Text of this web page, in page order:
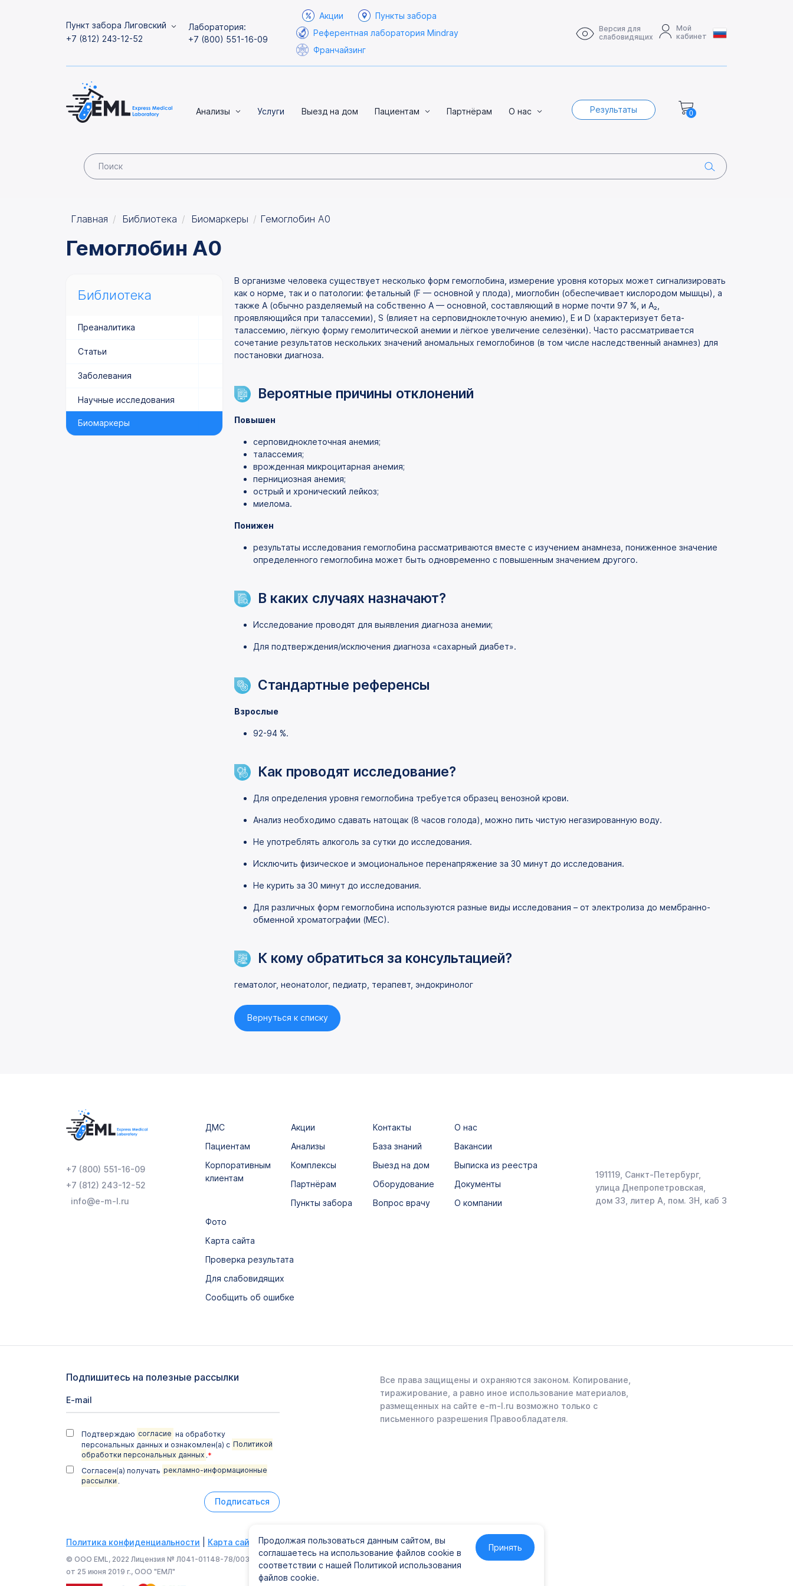
Пункт забора Лиговский
+7 (812) 243-12-52
Лаборатория:
+7 (800) 551-16-09
Акции
Пункты забора
Референтная лаборатория Mindray
Франчайзинг
Версия для
слабовидящих
Мой
кабинет
Анализы Услуги Выезд на дом Пациентам Партнёрам О нас Результаты 0
Главная Библиотека Биомаркеры Гемоглобин А0
Гемоглобин А0
В организме человека существует несколько форм гемоглобина, измерение уровня которых может сигнализировать
как о норме, так и о патологии: фетальный (F — основной у плода), миоглобин (обеспечивает кислородом мышцы), а
также А (обычно разделяемый на собственно А — основной, составляющий в норме почти 97 %, и А₂,
проявляющийся при талассемии), S (влияет на серповидноклеточную анемию), Е и D (характеризует бета-
талассемию, лёгкую форму гемолитической анемии и лёгкое увеличение селезёнки). Часто рассматривается
сочетание результатов нескольких значений аномальных гемоглобинов (в том числе наследственный анамнез) для
постановки диагноза.
Вероятные причины отклонений
Повышен
серповидноклеточная анемия;
талассемия;
врожденная микроцитарная анемия;
пернициозная анемия;
острый и хронический лейкоз;
миелома.
Понижен
результаты исследования гемоглобина рассматриваются вместе с изучением анамнеза, пониженное значение
определенного гемоглобина может быть одновременно с повышенным значением другого.
В каких случаях назначают?
Исследование проводят для выявления диагноза анемии;
Для подтверждения/исключения диагноза «сахарный диабет».
Стандартные референсы
Взрослые
92-94 %.
Как проводят исследование?
Для определения уровня гемоглобина требуется образец венозной крови.
Анализ необходимо сдавать натощак (8 часов голода), можно пить чистую негазированную воду.
Не употреблять алкоголь за сутки до исследования.
Исключить физическое и эмоциональное перенапряжение за 30 минут до исследования.
Не курить за 30 минут до исследования.
Для различных форм гемоглобина используются разные виды исследования – от электролиза до мембранно-
обменной хроматографии (МЕС).
К кому обратиться за консультацией?
гематолог, неонатолог, педиатр, терапевт, эндокринолог
Вернуться к списку
Библиотека
Преаналитика
Статьи
Заболевания
Научные исследования
Биомаркеры
+7 (800) 551-16-09
+7 (812) 243-12-52
info@e-m-l.ru
ДМС
Пациентам
Корпоративным
клиентам
Акции
Анализы
Комплексы
Партнёрам
Пункты забора
Контакты
База знаний
Выезд на дом
Оборудование
Вопрос врачу
О нас
Вакансии
Выписка из реестра
Документы
О компании
Фото
Карта сайта
Проверка результата
Для слабовидящих
Сообщить об ошибке
191119, Санкт-Петербург,
улица Днепропетровская,
дом 33, литер А, пом. 3Н, каб 3
Подпишитесь на полезные рассылки
Подтверждаю согласие на обработку
персональных данных и ознакомлен(а) с Политикой
обработки персональных данных .*
Согласен(а) получать рекламно-информационные
рассылки .
Подписаться
Все права защищены и охраняются законом. Копирование,
тиражирование, а равно иное использование материалов,
размещенных на сайте e-m-l.ru возможно только с
письменного разрешения Правообладателя.
Политика конфиденциальности Карта сайта
© ООО EML, 2022 Лицензия № Л041-01148-78/00337441
от 25 июня 2019 г., ООО "ЕМЛ"
Продолжая пользоваться данным сайтом, вы
соглашаетесь на использование файлов cookie в
соответствии с нашей Политикой использования
файлов cookie.
Принять